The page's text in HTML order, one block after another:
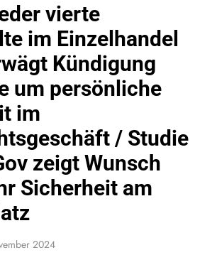
vierte
im Einzelhandel
Kündigung
um persönliche
im
/ Studie
zeigt Wunsch
Sicherheit am
2024